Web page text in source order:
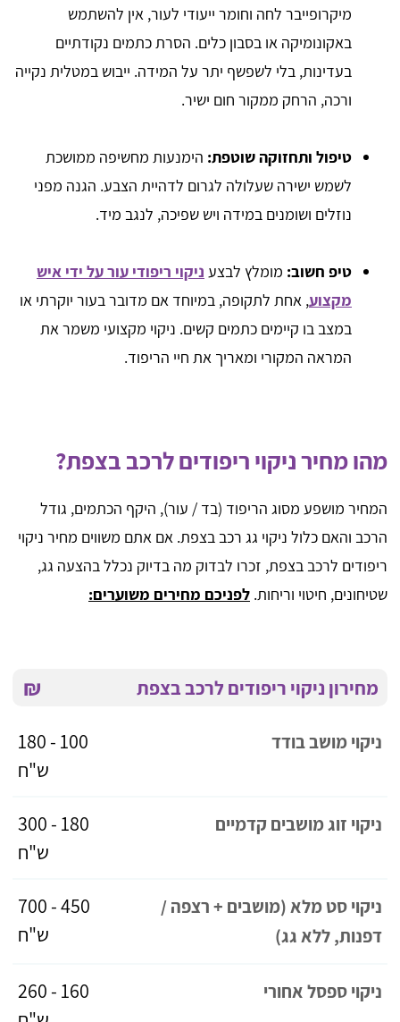
מיקרופייבר לחה וחומר ייעודי לעור, אין להשתמש
באקונומיקה או בסבון כלים. הסרת כתמים נקודתיים
בעדינות, בלי לשפשף יתר על המידה. ייבוש במטלית נקייה
ורכה, הרחק ממקור חום ישיר.
טיפול ותחזוקה שוטפת: הימנעות מחשיפה ממושכת
לשמש ישירה שעלולה לגרום לדהיית הצבע. הגנה מפני
נוזלים ושומנים במידה ויש שפיכה, לנגב מיד.
טיפ חשוב: מומלץ לבצע ניקוי ריפודי עור על ידי איש
מקצוע, אחת לתקופה, במיוחד אם מדובר בעור יוקרתי או
במצב בו קיימים כתמים קשים. ניקוי מקצועי משמר את
המראה המקורי ומאריך את חיי הריפוד.
מהו מחיר ניקוי ריפודים לרכב בצפת?
המחיר מושפע מסוג הריפוד (בד / עור), היקף הכתמים, גודל
הרכב והאם כלול ניקוי גג רכב בצפת. אם אתם משווים מחיר ניקוי
ריפודים לרכב בצפת, זכרו לבדוק מה בדיוק נכלל בהצעה גג,
שטיחונים, חיטוי וריחות. לפניכם מחירים משוערים:
₪ מחירון ניקוי ריפודים לרכב בצפת
ניקוי מושב בודד
100 - 180
ש"ח
ניקוי זוג מושבים קדמיים
180 - 300
ש"ח
ניקוי סט מלא (מושבים + רצפה /
דפנות, ללא גג)
450 - 700
ש"ח
ניקוי ספסל אחורי
160 - 260